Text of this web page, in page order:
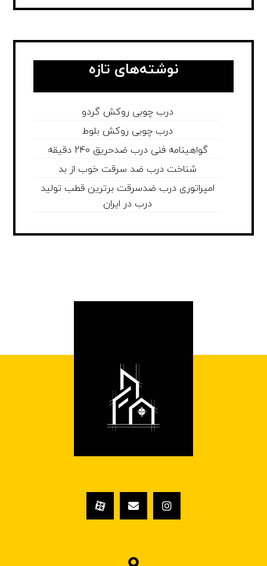
نوشته‌های تازه
درب چوبی روکش گردو
درب چوبی روکش بلوط
گواهینامه فنی درب ضدحریق 240 دقیقه
شناخت درب ضد سرقت خوب از بد
امپراتوری درب ضدسرقت برترین قطب تولید
درب در ایران